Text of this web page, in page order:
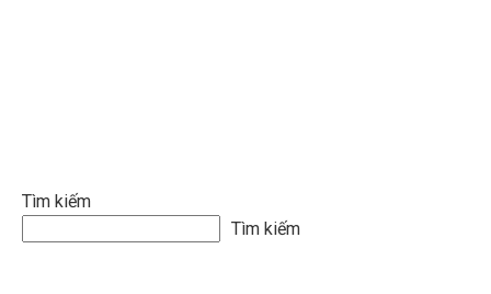
Tìm kiếm
Tìm kiếm